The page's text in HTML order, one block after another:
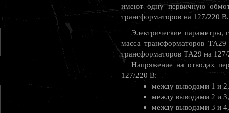
имеют одну первичную
трансформаторов на 127/220 В.
Электрические параметры,
масса трансформаторов
трансформаторов ТA29 на
Напряжение на отводах
127/220 В:
между выводами 1 и
между выводами 2 и
между выводами 3 и